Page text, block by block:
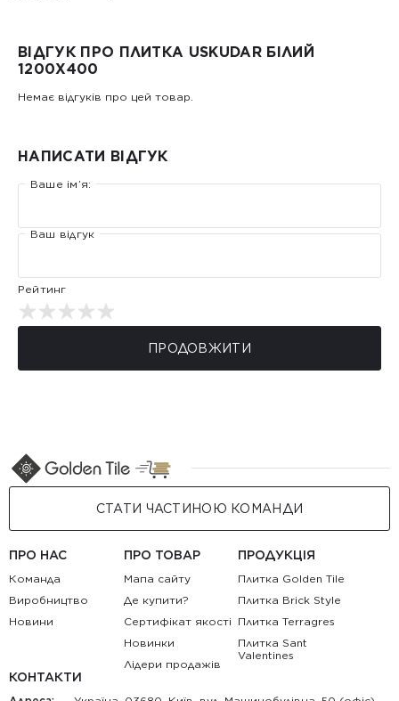
ВІДГУК ПРО ПЛИТКА USKUDAR БІЛИЙ
1200X400
Немає відгуків про цей товар.
НАПИСАТИ ВІДГУК
Ваше ім’я:
Ваш відгук
Рейтинг
ПРОДОВЖИТИ
СТАТИ ЧАСТИНОЮ КОМАНДИ
ПРО НАС
Команда
Виробництво
Новини
ПРО ТОВАР
Мапа сайту
Де купити?
Сертифікат якості
Новинки
Лідери продажів
ПРОДУКЦІЯ
Плитка Golden Tile
Плитка Brick Style
Плитка Terragres
Плитка Sant
Valentines
КОНТАКТИ